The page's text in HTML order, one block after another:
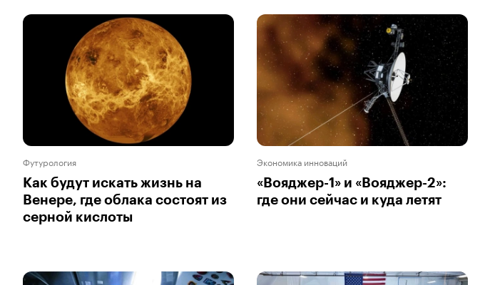
Футурология
Как будут искать жизнь на
Венере, где облака состоят из
серной кислоты
Экономика инноваций
«Вояджер-1» и «Вояджер-2»:
где они сейчас и куда летят